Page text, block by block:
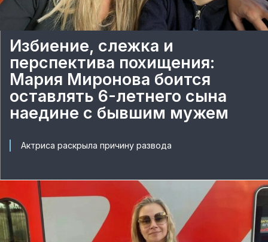
Избиение, слежка и
перспектива похищения:
Мария Миронова боится
оставлять 6-летнего сына
наедине с бывшим мужем
Актриса раскрыла причину развода